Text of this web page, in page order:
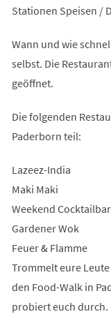
Stationen Speisen /
Wann und wie
selbst. Die
geöffnet.
Die folgenden
Paderborn teil:
Lazeez-India
Maki Maki
Weekend Cocktailbar
Gardener Wok
Feuer & Flamme
Trommelt eure
den Food-Walk in
probiert euch durch.